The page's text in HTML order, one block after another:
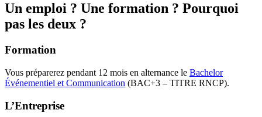
Un emploi ? Une formation ? Pourquoi
pas les deux ?
Formation
Vous préparerez pendant 12 mois en alternance le Bachelor
Événementiel et Communication (BAC+3 – TITRE RNCP).
L’Entreprise